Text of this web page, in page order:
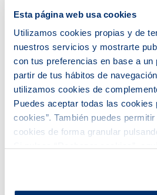
Esta página web usa cookies
Utilizamos cookies propias y de
nuestros servicios y mostrarte
con tus preferencias en base a un
partir de tus hábitos de
utilizamos cookies de
Puedes aceptar todas las cookies
cookies”. También puedes
cookies de forma granular
son indispensables para que el
por tanto no se pueden desactivar.